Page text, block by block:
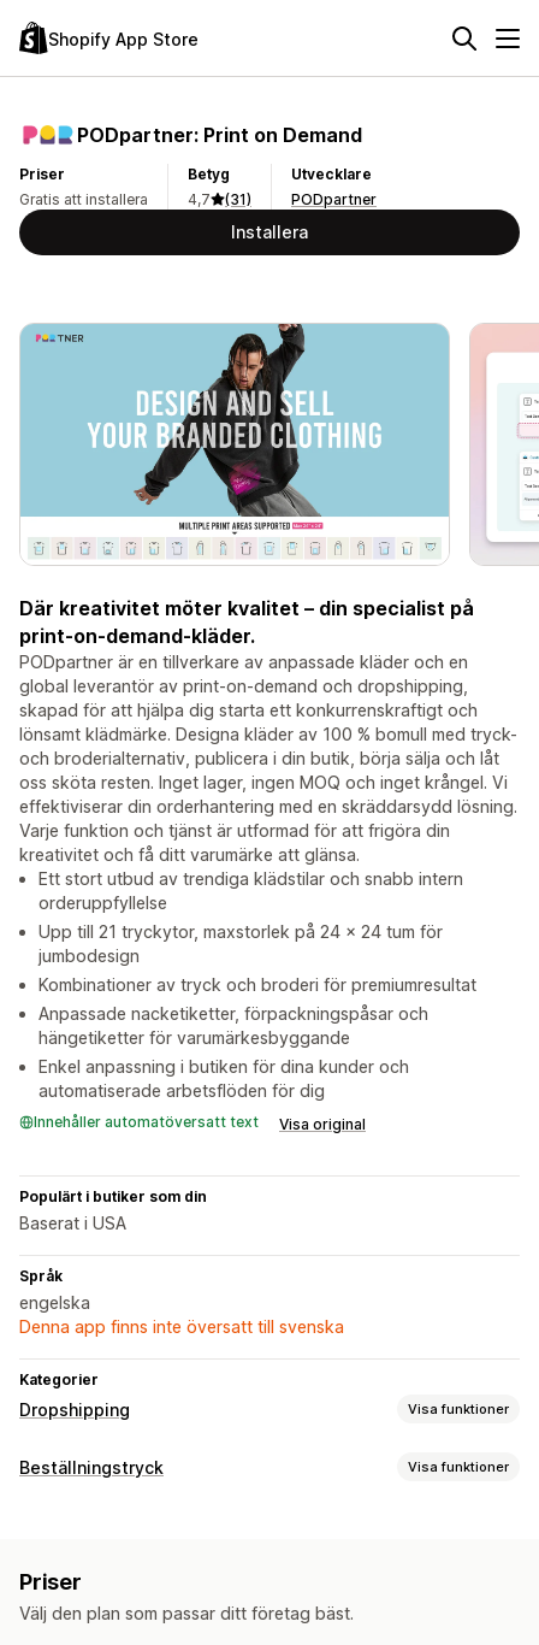
Shopify App Store
PODpartner: Print on Demand
Priser
Gratis att installera
Betyg
4,7
(31)
Utvecklare
PODpartner
Installera
Där kreativitet möter kvalitet – din specialist på
print-on-demand-kläder.
PODpartner är en tillverkare av anpassade kläder och en
global leverantör av print-on-demand och dropshipping,
skapad för att hjälpa dig starta ett konkurrenskraftigt och
lönsamt klädmärke. Designa kläder av 100 % bomull med tryck-
och broderialternativ, publicera i din butik, börja sälja och låt
oss sköta resten. Inget lager, ingen MOQ och inget krångel. Vi
effektiviserar din orderhantering med en skräddarsydd lösning.
Varje funktion och tjänst är utformad för att frigöra din
kreativitet och få ditt varumärke att glänsa.
Ett stort utbud av trendiga klädstilar och snabb intern
orderuppfyllelse
Upp till 21 tryckytor, maxstorlek på 24 x 24 tum för
jumbodesign
Kombinationer av tryck och broderi för premiumresultat
Anpassade nacketiketter, förpackningspåsar och
hängetiketter för varumärkesbyggande
Enkel anpassning i butiken för dina kunder och
automatiserade arbetsflöden för dig
Innehåller automatöversatt text Visa original
Populärt i butiker som din
Baserat i USA
Språk
engelska
Denna app finns inte översatt till svenska
Kategorier
Dropshipping Visa funktioner
Vilka produkter du kan köpa in
Kina
Beställningstryck Visa funktioner
Generator för modellering
Anpassade mallar
Priser
Välj den plan som passar ditt företag bäst.